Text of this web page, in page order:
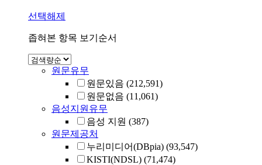
선택해제
좁혀본 항목 보기순서
원문유무
원문있음 (212,591)
원문없음 (11,061)
음성지원유무
음성 지원 (387)
원문제공처
누리미디어(DBpia) (93,547)
KISTI(NDSL) (71,474)